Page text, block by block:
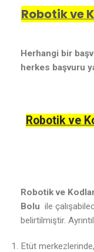
Robotik ve
Herhangi bir
herkes başvuru
Robotik ve
Robotik ve
Bolu ile
belirtilmiştir.
Etüt